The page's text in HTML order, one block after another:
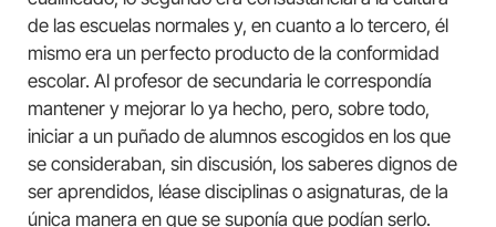
de las escuelas normales y, en cuanto a lo tercero, él
mismo era un perfecto producto de la conformidad
escolar. Al profesor de secundaria le correspondía
mantener y mejorar lo ya hecho, pero, sobre todo,
iniciar a un puñado de alumnos escogidos en los que
se consideraban, sin discusión, los saberes dignos de
ser aprendidos, léase disciplinas o asignaturas, de la
única manera en que se suponía que podían serlo.